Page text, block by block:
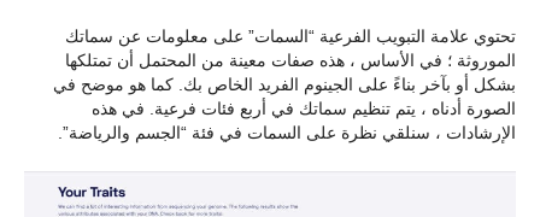
تحتوي علامة التبويب الفرعية “السمات” على معلومات عن سماتك
الموروثة ؛ في الأساس ، هذه صفات معينة من المحتمل أن تمتلكها
بشكل أو بآخر بناءً على الجينوم الفريد الخاص بك. كما هو موضح في
الصورة أدناه ، يتم تنظيم سماتك في أربع فئات فرعية. في هذه
الإرشادات ، سنلقي نظرة على السمات في فئة “الجسم والرياضة”.